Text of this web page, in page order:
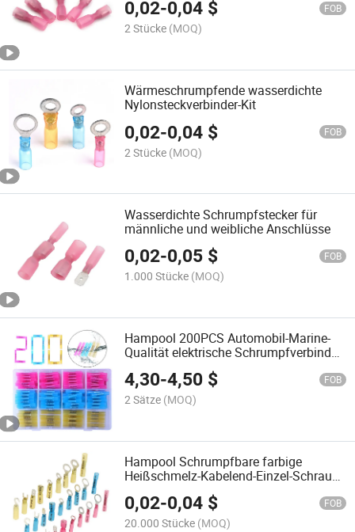
0,02-0,04 $ FOB
2 Stücke (MOQ)
Wärmeschrumpfende wasserdichte
Nylonsteckverbinder-Kit
0,02-0,04 $ FOB
2 Stücke (MOQ)
Wasserdichte Schrumpfstecker für
männliche und weibliche Anschlüsse
0,02-0,05 $ FOB
1.000 Stücke (MOQ)
Hampool 200PCS Automobil-Marine-
Qualität elektrische Schrumpfverbinder
für Butt-Verbindungen
4,30-4,50 $ FOB
2 Sätze (MOQ)
Hampool Schrumpfbare farbige
Heißschmelz-Kabelend-Einzel-Schraube
Schrumpf-Kabeldraht-Endanschlüsse
0,02-0,04 $ FOB
20.000 Stücke (MOQ)